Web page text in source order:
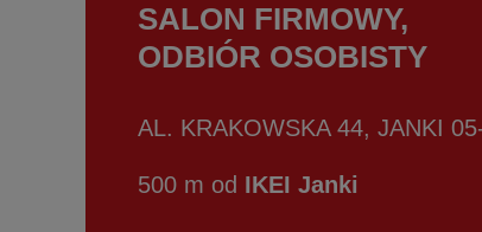
SALON FIRMOWY,
ODBIÓR OSOBISTY
AL. KRAKOWSKA 44, JANKI
500 m od IKEI Janki